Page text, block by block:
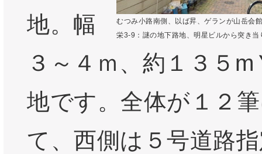
むつみ小路南側、以ば昇、ゲランが山岳会
栄3-9：謎の地下路地、明星ビルから突き
地。幅
３～４ｍ、約１３５
地です。全体が１２
て、西側は５号道路